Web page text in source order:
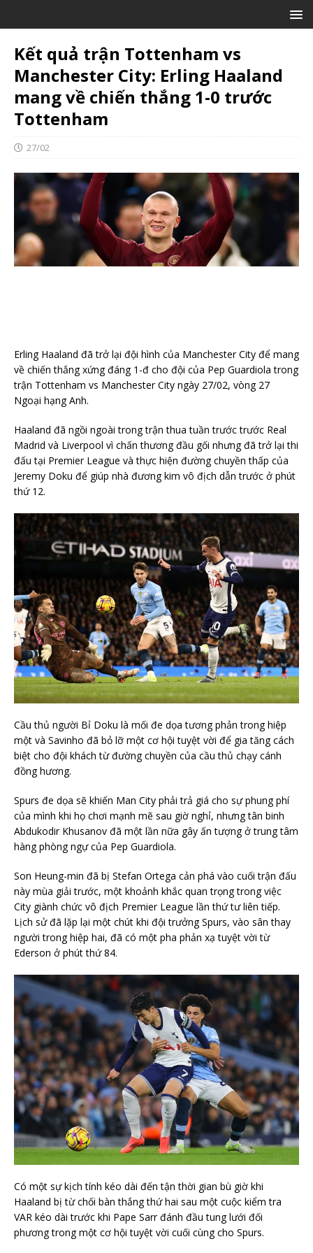
Kết quả trận Tottenham vs
Manchester City: Erling Haaland
mang về chiến thắng 1-0 trước
Tottenham
27/02
Erling Haaland đã trở lại đội hình của Manchester City để mang
về chiến thắng xứng đáng 1-đ cho đội của Pep Guardiola trong
trận Tottenham vs Manchester City ngày 27/02, vòng 27
Ngoại hạng Anh.
Haaland đã ngồi ngoài trong trận thua tuần trước trước Real
Madrid và Liverpool vì chấn thương đầu gối nhưng đã trở lại thi
đấu tại Premier League và thực hiện đường chuyền thấp của
Jeremy Doku để giúp nhà đương kim vô địch dẫn trước ở phút
thứ 12.
Cầu thủ người Bỉ Doku là mối đe dọa tương phản trong hiệp
một và Savinho đã bỏ lỡ một cơ hội tuyệt vời để gia tăng cách
biệt cho đội khách từ đường chuyền của cầu thủ chạy cánh
đồng hương.
Spurs đe dọa sẽ khiến Man City phải trả giá cho sự phung phí
của mình khi họ chơi mạnh mẽ sau giờ nghỉ, nhưng tân binh
Abdukodir Khusanov đã một lần nữa gây ấn tượng ở trung tâm
hàng phòng ngự của Pep Guardiola.
Son Heung-min đã bị Stefan Ortega cản phá vào cuối trận đấu
này mùa giải trước, một khoảnh khắc quan trọng trong việc
City giành chức vô địch Premier League lần thứ tư liên tiếp.
Lịch sử đã lặp lại một chút khi đội trưởng Spurs, vào sân thay
người trong hiệp hai, đã có một pha phản xạ tuyệt vời từ
Ederson ở phút thứ 84.
Có một sự kịch tính kéo dài đến tận thời gian bù giờ khi
Haaland bị từ chối bàn thắng thứ hai sau một cuộc kiểm tra
VAR kéo dài trước khi Pape Sarr đánh đầu tung lưới đối
phương trong một cơ hội tuyệt vời cuối cùng cho Spurs.